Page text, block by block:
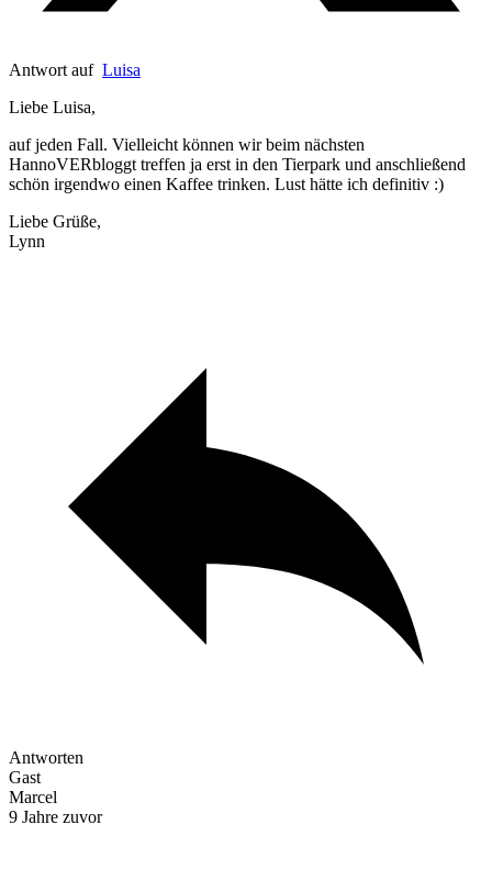
Antwort auf Luisa
Liebe Luisa,
auf jeden Fall. Vielleicht können wir beim nächsten
HannoVERbloggt treffen ja erst in den Tierpark und anschließend
schön irgendwo einen Kaffee trinken. Lust hätte ich definitiv :)
Liebe Grüße,
Lynn
Antworten
Gast
Marcel
9 Jahre zuvor